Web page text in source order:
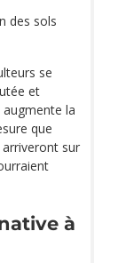
des sols
se
et
la
que
sur
à